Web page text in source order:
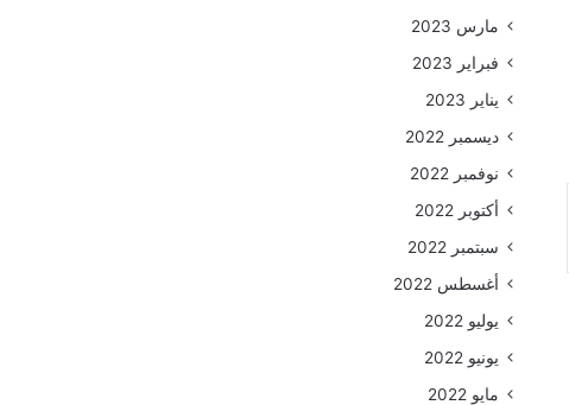
مارس 2023
فبراير 2023
يناير 2023
ديسمبر 2022
نوفمبر 2022
أكتوبر 2022
سبتمبر 2022
أغسطس 2022
يوليو 2022
يونيو 2022
مايو 2022